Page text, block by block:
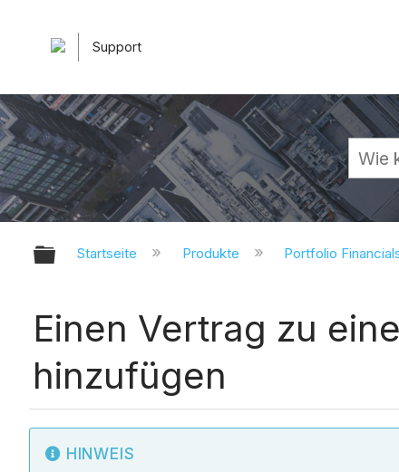
Support
Globale Hierarchie auf- und
Startseite Produkte Portfolio
Einen Vertrag zu
hinzufügen
HINWEIS